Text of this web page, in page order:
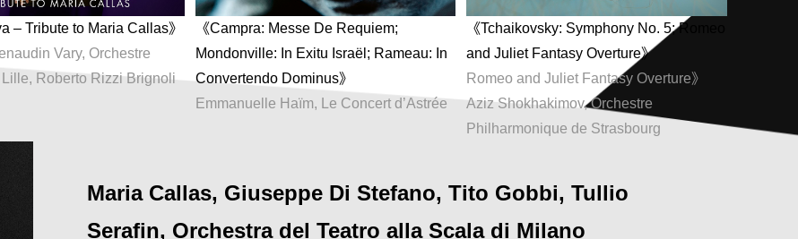
– Tribute to Maria Callas》
Vary, Orchestre
Roberto Rizzi Brignoli
《Campra: Messe De Requiem;
Mondonville: In Exitu Israël; Rameau: In
Convertendo Dominus》
Emmanuelle Haïm, Le Concert d’Astrée
《Tchaikovsky: Symphony No. 5; Romeo
and Juliet Fantasy Overture》
Romeo and Juliet Fantasy Overture》
Aziz Shokhakimov, Orchestre
Philharmonique de Strasbourg
Maria Callas, Giuseppe Di Stefano, Tito Gobbi, Tullio
Serafin, Orchestra del Teatro alla Scala di Milano